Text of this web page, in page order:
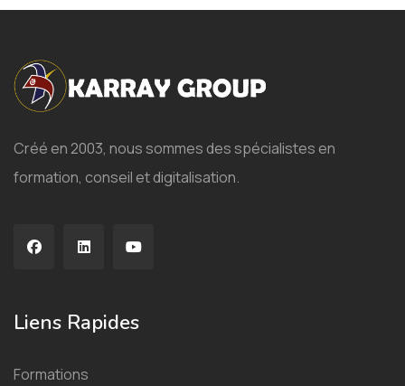
Créé en 2003, nous sommes des spécialistes en
formation, conseil et digitalisation.
Liens Rapides
Formations